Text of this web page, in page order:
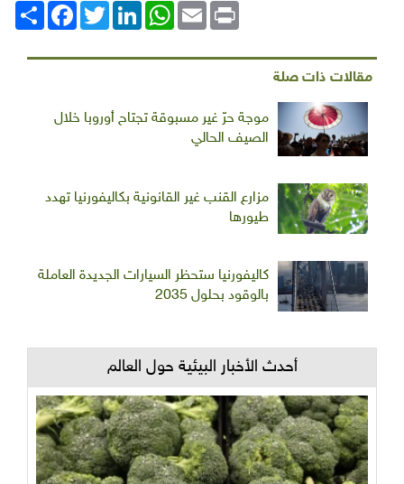
انشر
FacebookTwitterLinkedIn
WhatsAppEmail Print
مقالات ذات صلة
موجة حرّ غير مسبوقة تجتاح أوروبا خلال
الصيف الحالي
مزارع القنب غير القانونية بكاليفورنيا تهدد
طيورها
كاليفورنيا ستحظر السيارات الجديدة العاملة
بالوقود بحلول 2035
أحدث الأخبار البيئية حول العالم